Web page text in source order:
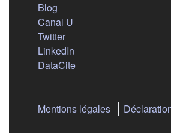
Blog
Canal U
Twitter(s'ouvre dans un nouvel
LinkedIn
DataCite(s'ouvre dans un
Mentions légales